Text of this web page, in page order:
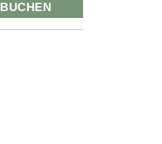
BUCHEN